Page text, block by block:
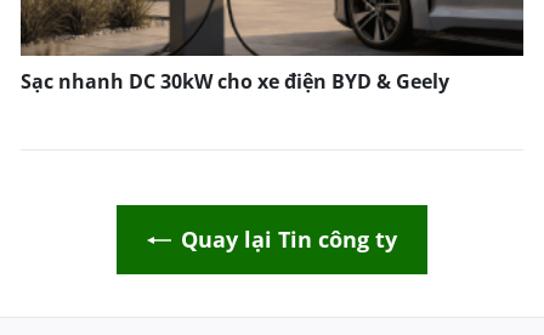
Sạc nhanh DC 30kW cho xe điện BYD & Geely
Quay lại Tin công ty